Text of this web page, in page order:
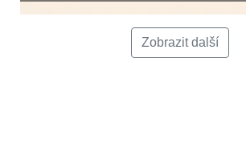
Zobrazit další